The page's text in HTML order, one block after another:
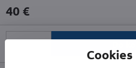
40 €
Cookies